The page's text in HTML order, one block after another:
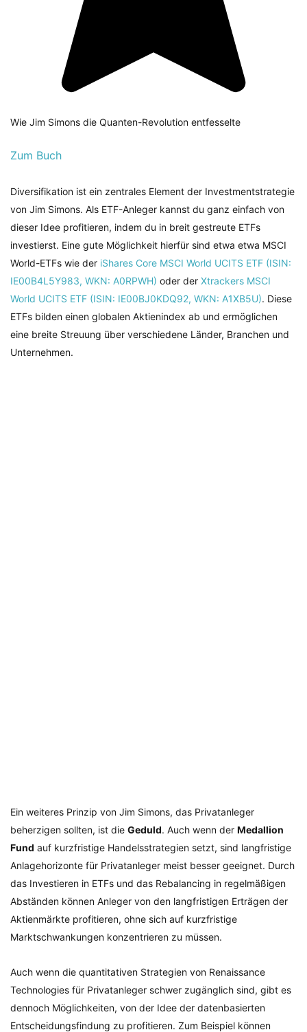
Wie Jim Simons die Quanten-Revolution entfesselte
Zum Buch
Diversifikation ist ein zentrales Element der Investmentstrategie
von Jim Simons. Als ETF-Anleger kannst du ganz einfach von
dieser Idee profitieren, indem du in breit gestreute ETFs
investierst. Eine gute Möglichkeit hierfür sind etwa etwa MSCI
World-ETFs wie der iShares Core MSCI World UCITS ETF (ISIN:
IE00B4L5Y983, WKN: A0RPWH) oder der Xtrackers MSCI
World UCITS ETF (ISIN: IE00BJ0KDQ92, WKN: A1XB5U). Diese
ETFs bilden einen globalen Aktienindex ab und ermöglichen
eine breite Streuung über verschiedene Länder, Branchen und
Unternehmen.
Ein weiteres Prinzip von Jim Simons, das Privatanleger
beherzigen sollten, ist die Geduld. Auch wenn der Medallion
Fund auf kurzfristige Handelsstrategien setzt, sind langfristige
Anlagehorizonte für Privatanleger meist besser geeignet. Durch
das Investieren in ETFs und das Rebalancing in regelmäßigen
Abständen können Anleger von den langfristigen Erträgen der
Aktienmärkte profitieren, ohne sich auf kurzfristige
Marktschwankungen konzentrieren zu müssen.
Auch wenn die quantitativen Strategien von Renaissance
Technologies für Privatanleger schwer zugänglich sind, gibt es
dennoch Möglichkeiten, von der Idee der datenbasierten
Entscheidungsfindung zu profitieren. Zum Beispiel können